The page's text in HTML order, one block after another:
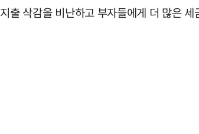
삭감을 비난하고 부자들에게 더 많은